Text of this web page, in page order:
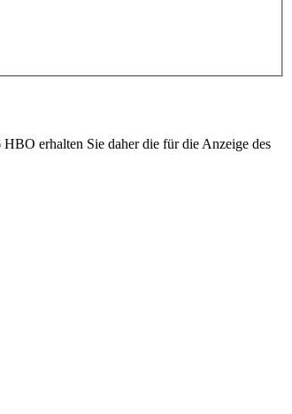
erhalten Sie daher die für die Anzeige des